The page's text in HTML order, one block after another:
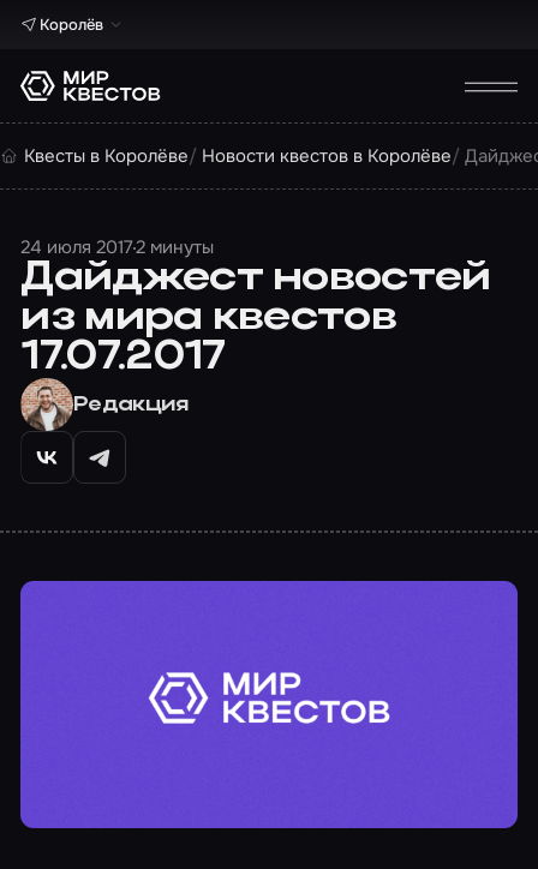
Королёв
Квесты в Королёве Новости квестов в Королёве
24 июля 20172 минуты
Дайджест новостей
из мира квестов
17.07.2017
Редакция